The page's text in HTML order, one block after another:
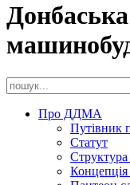
Про ДДМА
Статут